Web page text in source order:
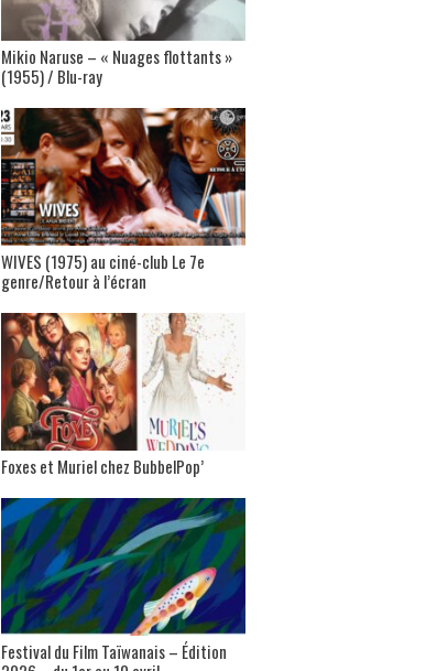
Mikio Naruse – « Nuages flottants »
(1955) / Blu-ray
WIVES (1975) au ciné-club Le 7e
genre/Retour à l’écran
Foxes et Muriel chez BubbelPop’
Festival du Film Taïwanais – Édition